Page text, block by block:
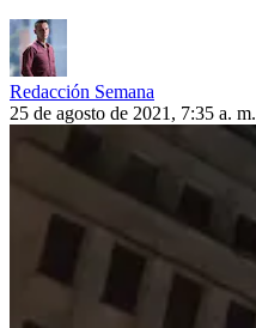
Redacción Semana
25 de agosto de 2021, 7:35 a. m.